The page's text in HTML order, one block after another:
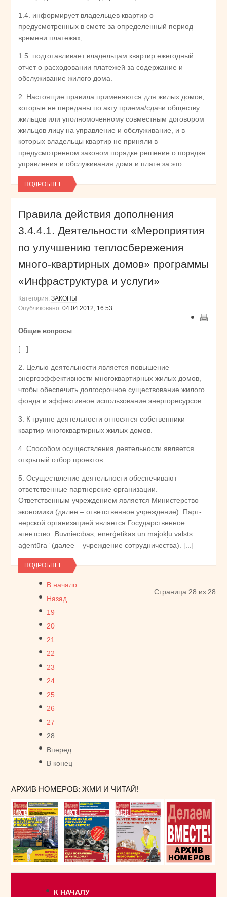
1.4. информирует владельцев квартир о
предусмотренных в смете за определенный период
времени платежах;
1.5. подготавливает владельцам квартир ежегодный
отчет о расходовании платежей за содержание и
обслуживание жилого дома.
2. Настоящие правила применяются для жилых домов,
которые не переданы по акту приема/сдачи обществу
жильцов или уполномоченному совместным договором
жильцов лицу на управление и обслуживание, и в
которых владельцы квартир не приняли в
предусмотренном законом порядке решение о порядке
управления и обслуживания дома и плате за это.
ПОДРОБНЕЕ...
Правила действия дополнения
3.4.4.1. Деятельности «Мероприятия
по улучшению теплосбережения
много-квартирных домов» программы
«Инфраструктура и услуги»
Категория: ЗАКОНЫ
Опубликовано: 04.04.2012, 16:53
Общие вопросы
[...]
2. Целью деятельности является повышение
энергоэффективности многоквартирных жилых домов,
чтобы обеспечить долгосрочное существование жилого
фонда и эффективное использование энергоресурсов.
3. К группе деятельности относятся собственники
квартир многоквартирных жилых домов.
4. Способом осуществления деятельности является
открытый отбор проектов.
5. Осуществление деятельности обеспечивают
ответственные партнерские организации.
Ответственным учреждением является Министерство
экономики (далее – ответственное учреждение). Парт-
нерской организацией является Государственное
агентство „Būvniecības, enerģētikas un mājokļu valsts
aģentūra” (далее – учреждение сотрудничества). [...]
ПОДРОБНЕЕ...
Страница 28 из 28
В начало
Назад
19
20
21
22
23
24
25
26
27
28
Вперед
В конец
АРХИВ НОМЕРОВ: ЖМИ И ЧИТАЙ!
К НАЧАЛУ